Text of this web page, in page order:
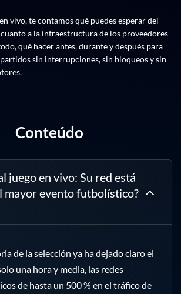
vivo, te contamos qué puedes esperar del
a la infraestructura de los proveedores
qué hacer antes, durante y después para
sin interrupciones, sin bloqueos y sin
Conteúdo
juego en vivo: Su red está
mayor evento futbolístico?
de la selección ya ha dejado claro el
una hora y media, las redes
de hasta un 500 % en el tráfico de